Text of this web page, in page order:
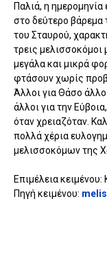
Παλιά, η
στο δεύτερο βάρεμα
του Σταυρού,
τρεις
μεγάλα και μικρά
φτάσουν χωρίς
Άλλοι για Θάσο
άλλοι για την
όταν χρειαζόταν.
πολλά χέρια
μελισσοκόμων της
Επιμέλεια
Πηγή κειμένου: